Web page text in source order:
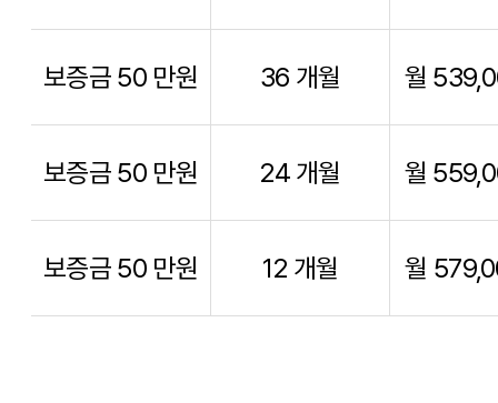
보증금 50 만원 36 개월 월
보증금 50 만원 24 개월 월
보증금 50 만원 12 개월 월